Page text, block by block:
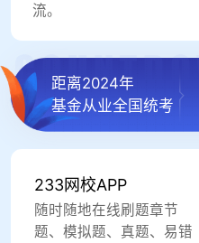
流。
距离2024年
基金从业全国统考
233网校APP
随时随地在线刷题章节
题、模拟题、真题、易错